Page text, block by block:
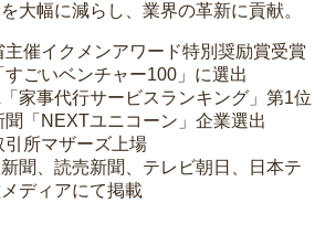
大幅に減らし、業界の革新に貢献。
催イクメンアワード特別奨励賞受賞
ごいベンチャー100」に選出
家事代行サービスランキング」第1位
「NEXTユニコーン」企業選出
所マザーズ上場
聞、読売新聞、テレビ朝日、日本テ
ディアにて掲載